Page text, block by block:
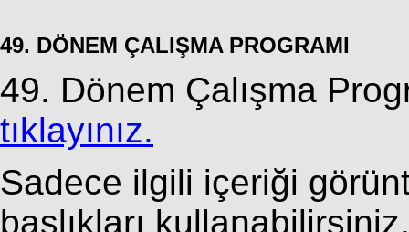
49. DÖNEM ÇALIŞMA PROGRAMI
49. Dönem Çalışma
tıklayınız.
Sadece ilgili içeriği
başlıkları kullanabilirsiniz.